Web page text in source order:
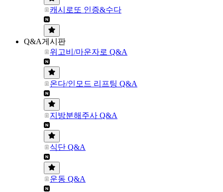
캐시로또 인증&수다
Q&A게시판
위고비/마운자로 Q&A
온다/인모드 리프팅 Q&A
지방분해주사 Q&A
식단 Q&A
운동 Q&A